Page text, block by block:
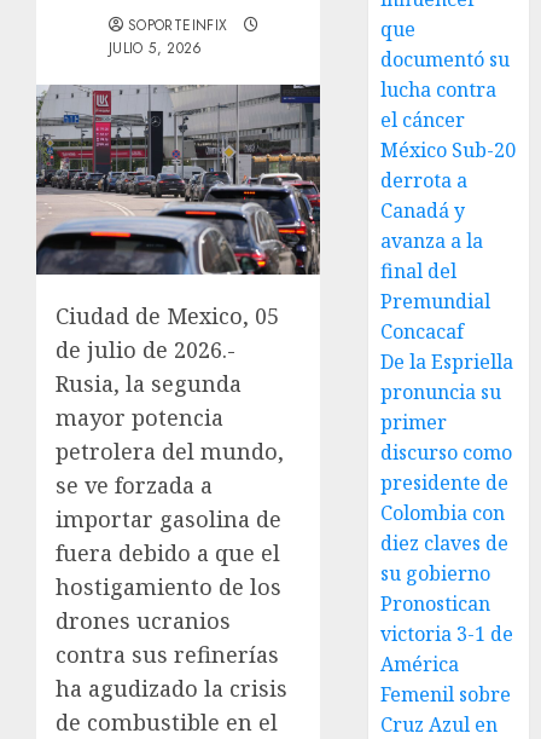
SOPORTEINFIX
JULIO 5, 2026
Ciudad de Mexico, 05
de julio de 2026.-
Rusia, la segunda
mayor potencia
petrolera del mundo,
se ve forzada a
importar gasolina de
fuera debido a que el
hostigamiento de los
drones ucranios
contra sus refinerías
ha agudizado la crisis
de combustible en el
que
documentó su
lucha contra
el cáncer
México Sub-20
derrota a
Canadá y
avanza a la
final del
Premundial
Concacaf
De la Espriella
pronuncia su
primer
discurso como
presidente de
Colombia con
diez claves de
su gobierno
Pronostican
victoria 3-1 de
América
Femenil sobre
Cruz Azul en